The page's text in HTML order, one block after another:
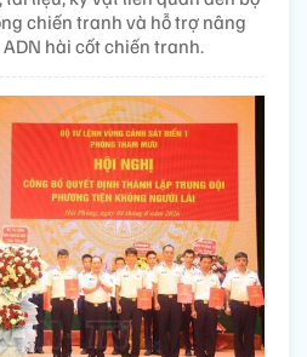
chiến tranh và hỗ trợ nâng
hài cốt chiến tranh.